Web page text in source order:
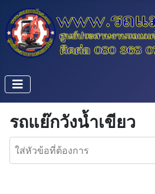
รถแย๊กวังน้ำเขียว
ใส่หัวข้อที่ต้องการ